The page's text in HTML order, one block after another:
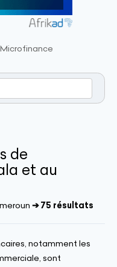
Microfinance
de
et au
➔ 75 résultats
notamment les
sont